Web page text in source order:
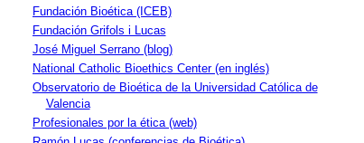
Fundación Bioética (ICEB)
Fundación Grifols i Lucas
José Miguel Serrano (blog)
National Catholic Bioethics Center (en inglés)
Observatorio de Bioética de la Universidad Católica de
Valencia
Profesionales por la ética (web)